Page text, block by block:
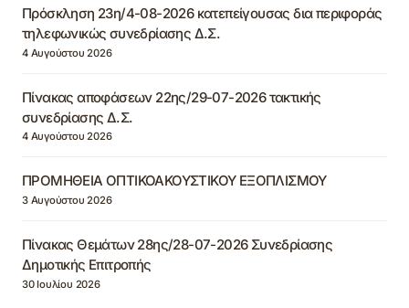
Πρόσκληση 23η/4-08-2026 κατεπείγουσας δια περιφοράς
τηλεφωνικώς συνεδρίασης Δ.Σ.
4 Αυγούστου 2026
Πίνακας αποφάσεων 22ης/29-07-2026 τακτικής
συνεδρίασης Δ.Σ.
4 Αυγούστου 2026
ΠΡΟΜΗΘΕΙΑ ΟΠΤΙΚΟΑΚΟΥΣΤΙΚΟΥ ΕΞΟΠΛΙΣΜΟΥ
3 Αυγούστου 2026
Πίνακας Θεμάτων 28ης/28-07-2026 Συνεδρίασης
Δημοτικής Επιτροπής
30 Ιουλίου 2026